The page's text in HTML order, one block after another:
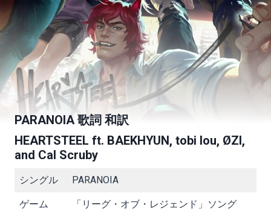
PARANOIA 歌詞 和訳
HEARTSTEEL ft. BAEKHYUN, tobi lou, ØZI,
and Cal Scruby
シングル PARANOIA
ゲーム 「リーグ・オブ・レジェンド」ソング